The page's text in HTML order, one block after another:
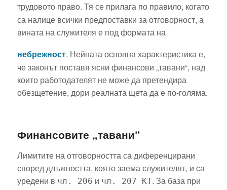
трудовото право. Тя се прилага по правило, когато
са налице всички предпоставки за отговорност, а
вината на служителя е под формата на
небрежност. Нейната основна характеристика е,
че законът поставя ясни финансови „тавани“, над
които работодателят не може да претендира
обезщетение, дори реалната щета да е по-голяма.
Финансовите „тавани“
Лимитите на отговорността са диференцирани
според длъжността, която заема служителят, и са
уредени в чл. 206 и чл. 207 КТ. За база при